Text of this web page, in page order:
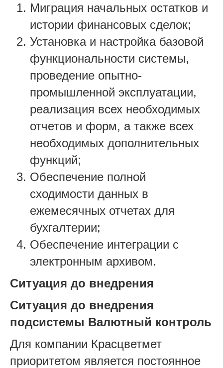
Миграция начальных остатков и
истории финансовых сделок;
Установка и настройка базовой
функциональности системы,
проведение опытно-
промышленной эксплуатации,
реализация всех необходимых
отчетов и форм, а также всех
необходимых дополнительных
функций;
Обеспечение полной
сходимости данных в
ежемесячных отчетах для
бухгалтерии;
Обеспечение интеграции с
электронным архивом.
Ситуация до внедрения
Ситуация до внедрения
подсистемы Валютный контроль
Для компании Красцветмет
приоритетом является постоянное